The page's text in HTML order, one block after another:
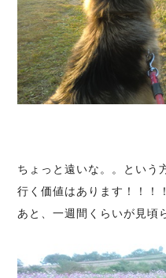
ちょっと遠いな。。という
行く価値はあります！！！！
あと、一週間くらいが見頃